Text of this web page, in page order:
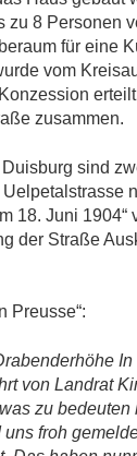
zu 8 Personen
für eine
vom
zusammen.
sind
18. Juni 1904“
der Straße
Preusse“:
von Landrat
zu bedeuten
uns froh